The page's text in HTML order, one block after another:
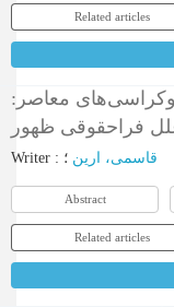
Related articles
معاصر:
Writer : قاسمی، ارین ؛
Abstract
Related articles